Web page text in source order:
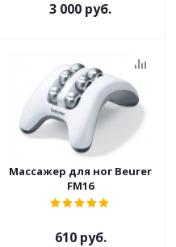
3 000 руб.
Массажер для ног Beurer
FM16
610 руб.